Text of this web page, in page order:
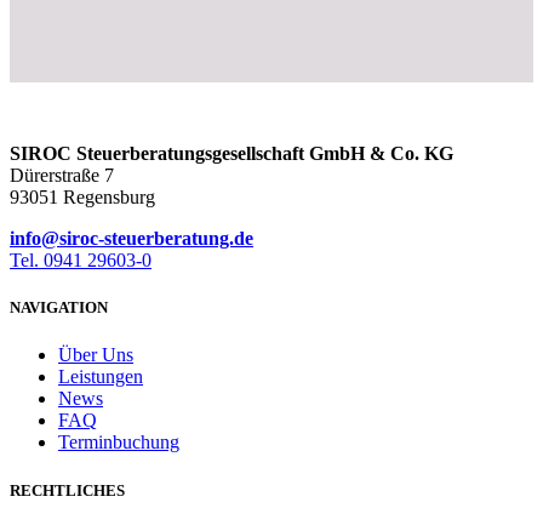
SIROC Steuerberatungsgesellschaft GmbH & Co. KG
Dürerstraße 7
93051 Regensburg
info@siroc-steuerberatung.de
Tel. 0941 29603-0
NAVIGATION
Über Uns
Leistungen
News
FAQ
Terminbuchung
RECHTLICHES